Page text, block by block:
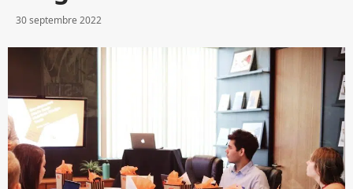
30 septembre 2022